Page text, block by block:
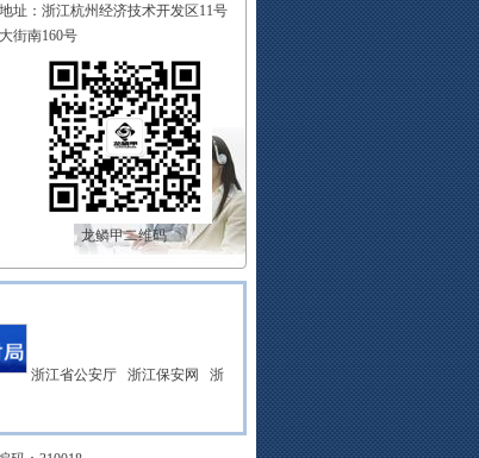
地址：浙江杭州经济技术开发区11号
大街南160号
龙鳞甲二维码
浙江省公安厅 浙江保安网
浙